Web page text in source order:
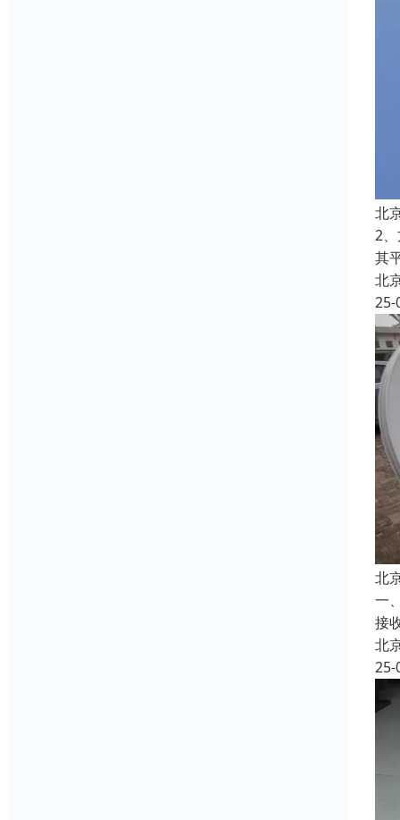
北
2
其
北
25-
北
一
接
北
25-